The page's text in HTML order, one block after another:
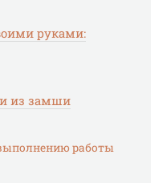
руками:
из замши
работы